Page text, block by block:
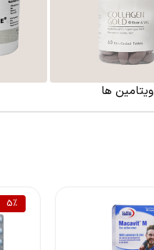
ویتامین ها
5%